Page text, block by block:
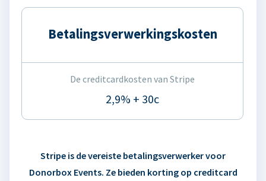
Betalingsverwerkingskosten
De creditcardkosten van Stripe
2,9% + 30c
Stripe is de vereiste betalingsverwerker voor
Donorbox Events. Ze bieden korting op creditcard